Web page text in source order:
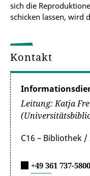
sich die
schicken lassen, wird
Kontakt
Leitung: Katja
C16 – Bibliothek
+49 361 737-5800